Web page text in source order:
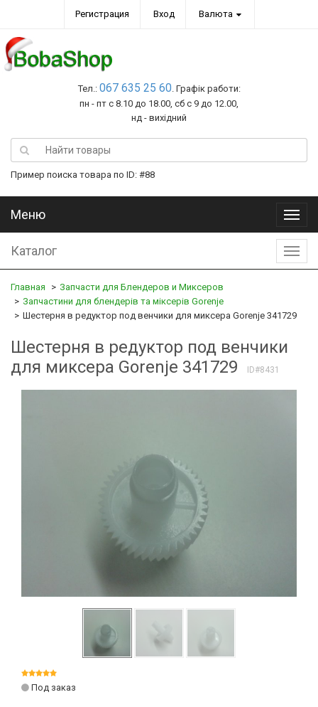
Регистрация Вход Валюта
Тел.: 067 635 25 60. Графік работи:
пн - пт с 8.10 до 18.00, сб с 9 до 12.00,
нд - вихідний
Пример поиска товара по ID: #88
Меню
Меню
Каталог
Главная
Запчасти для Блендеров и Миксеров
Запчастини для блендерів та міксерів Gorenje
Шестерня в редуктор под венчики для миксера Gorenje 341729
Шестерня в редуктор под венчики
для миксера Gorenje 341729
ID#8431
Под заказ